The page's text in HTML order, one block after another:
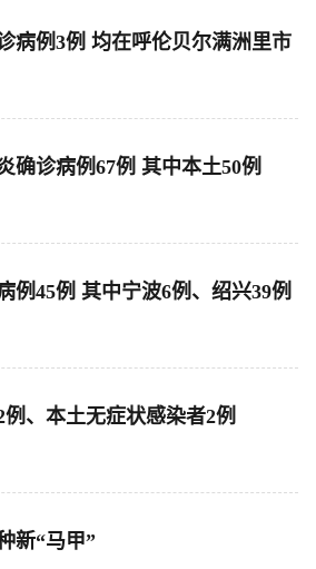
病例3例 均在呼伦贝尔满洲里市
确诊病例67例 其中本土50例
例45例 其中宁波6例、绍兴39例
、本土无症状感染者2例
新“马甲”